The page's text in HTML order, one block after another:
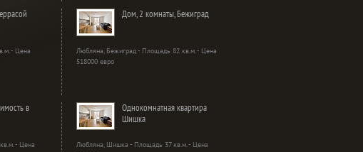
- Цена
Дом, 2 комнаты, Бежиград
Любляна, Бежиград - Площадь 82 кв.м. - Цена
518000 евро
в
- Цена
Однокомнатная квартира
Шишка
Любляна, Шишка - Площадь 37 кв.м. - Цена